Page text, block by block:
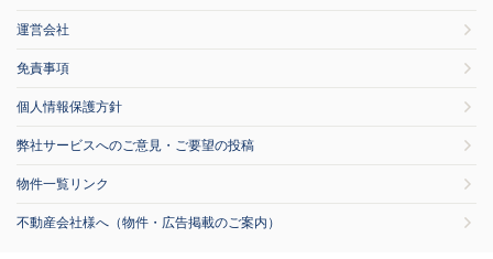
運営会社
免責事項
個人情報保護方針
弊社サービスへのご意見・ご要望の投稿
物件一覧リンク
不動産会社様へ（物件・広告掲載のご案内）